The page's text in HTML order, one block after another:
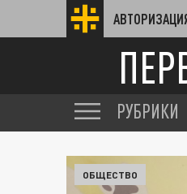
РУБРИКИ
ОБЩЕСТВО